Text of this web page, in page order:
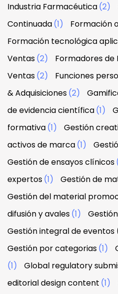
Industria Farmacéutica(2)
Continuada(1) Formación
Formación tecnológica
Ventas(2) Formadores de
Ventas(2) Funciones
& Adquisiciones(2)
de evidencia científica(1)
formativa(1) Gestión
activos de marca(1)
Gestión de ensayos clínicos
expertos(1) Gestión de
Gestión del material
difusión y avales(1)
Gestión integral de
Gestión por categorias(1)
(1)
Global regulatory
editorial design content (1)